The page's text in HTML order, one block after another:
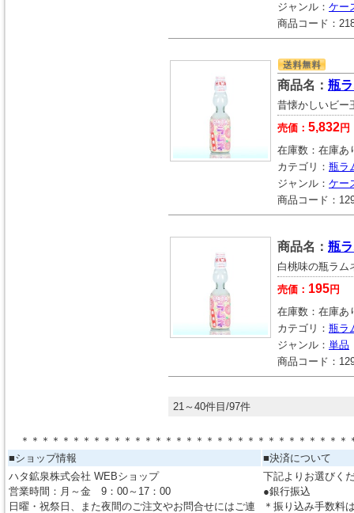
ジャンル： ケー
商品コード：
商品名： 瓶
昔懐かしいビー
売価： 5,832円
在庫数： 在庫あ
カテゴリ： 瓶ラ
ジャンル： ケー
商品コード：
商品名： 瓶
白桃味の瓶ラム
売価： 195円
在庫数： 在庫あ
カテゴリ： 瓶ラ
ジャンル： 単品
商品コード：
21～40件目/97件
＊＊＊＊＊＊＊＊＊＊＊＊＊＊＊＊＊＊＊＊＊＊＊＊＊＊＊＊＊＊＊
■ショップ情報
■決済について
ハタ鉱泉株式会社 WEBショップ
営業時間：月～金 9：00～17：00
日曜・祝祭日、また夜間のご注文やお問合せにはご連
下記よりお選びく
●銀行振込
＊振り込み手数料